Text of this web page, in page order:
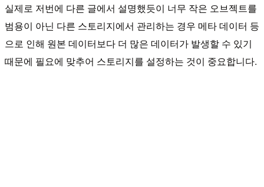
실제로 저번에 다른 글에서 설명했듯이 너무 작은 오브젝트를
범용이 아닌 다른 스토리지에서 관리하는 경우 메타 데이터 등
으로 인해 원본 데이터보다 더 많은 데이터가 발생할 수 있기
때문에 필요에 맞추어 스토리지를 설정하는 것이 중요합니다.